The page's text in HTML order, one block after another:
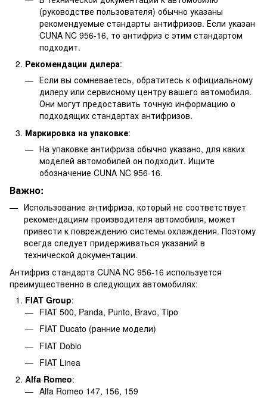
(руководстве пользователя) обычно указаны
рекомендуемые стандарты антифризов. Если указан
CUNA NC 956-16, то антифриз с этим стандартом
подходит.
Рекомендации дилера:
Если вы сомневаетесь, обратитесь к официальному
дилеру или сервисному центру вашего автомобиля.
Они могут предоставить точную информацию о
подходящих стандартах антифризов.
Маркировка на упаковке:
На упаковке антифриза обычно указано, для каких
моделей автомобилей он подходит. Ищите
обозначение CUNA NC 956-16.
Важно:
Использование антифриза, который не соответствует
рекомендациям производителя автомобиля, может
привести к повреждению системы охлаждения. Поэтому
всегда следует придерживаться указаний в
технической документации.
Антифриз стандарта CUNA NC 956-16 используется
преимущественно в следующих автомобилях:
FIAT Group:
FIAT 500, Panda, Punto, Bravo, Tipo
FIAT Ducato (ранние модели)
FIAT Doblo
FIAT Linea
Alfa Romeo:
Alfa Romeo 147, 156, 159